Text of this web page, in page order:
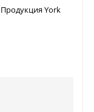
Продукция York